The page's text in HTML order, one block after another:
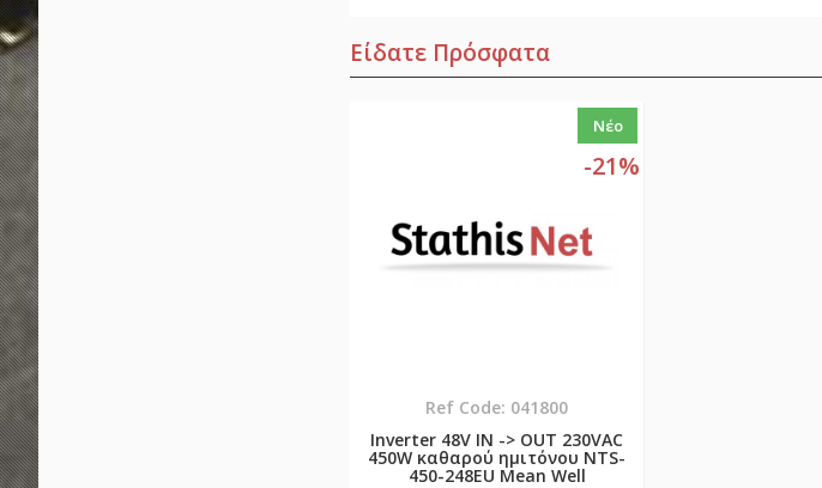
Είδατε Πρόσφατα
Νέο
-21%
Ref Code: 041800
Inverter 48V ΙΝ -> OUT 230VAC
450W καθαρού ημιτόνου NTS-
450-248EU Mean Well